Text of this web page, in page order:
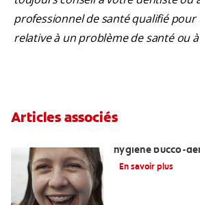
professionnel de santé qualifié
relative à un problème de santé ou
Articles associés
hygiène bucco-
En savoir plus